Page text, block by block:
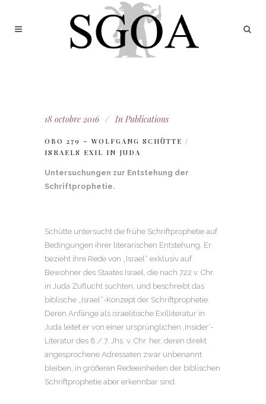
18 octobre 2016 In Publications
OBO 279 – WOLFGANG SCHÜTTE /
ISRAELS EXIL IN JUDA
Untersuchungen zur Entstehung der
Schriftprophetie.
Schütte untersucht die frühe Schriftprophetie auf
Bedingungen ihrer literarischen Entstehung. Er
bezieht ihre Rede von „Israel“ exklusiv auf
Bewohner des Staates Israel, die nach 722 v. Chr.
in Juda Zuflucht suchten, und beschreibt das
biblische „Israel“-Konzept der Schrift­prophetie.
Deren Anfänge als israelitische Exilliteratur in
Juda leitet er von einer ursprünglichen ‚Insider‘-
Literatur des 8./.7. Jhs. v. Chr. her, deren direkt
angesprochene Adressaten zwar unbenannt
bleiben, in größeren Redeeinheiten der biblischen
Schriftprophetie aber erkennbar sind.